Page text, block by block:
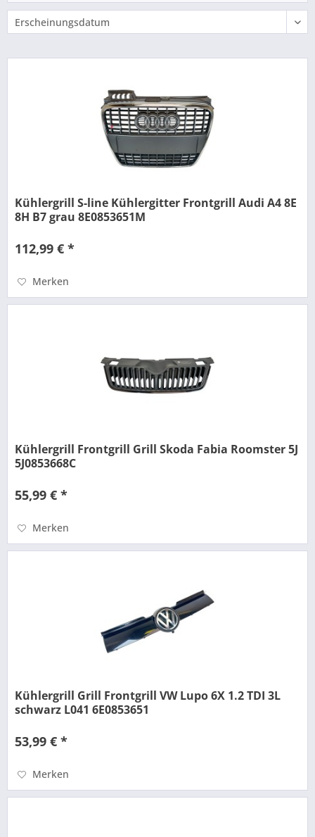
Kühlergrill S-line Kühlergitter Frontgrill Audi A4 8E
8H B7 grau 8E0853651M
112,99 € *
Merken
Kühlergrill Frontgrill Grill Skoda Fabia Roomster 5J
5J0853668C
55,99 € *
Merken
Kühlergrill Grill Frontgrill VW Lupo 6X 1.2 TDI 3L
schwarz L041 6E0853651
53,99 € *
Merken